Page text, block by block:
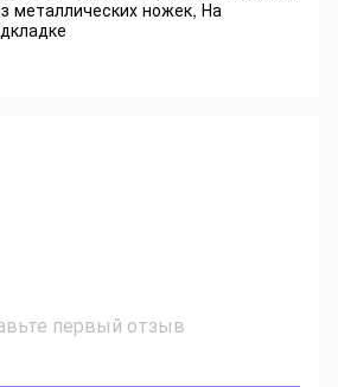
металлических ножек, На
первый отзыв